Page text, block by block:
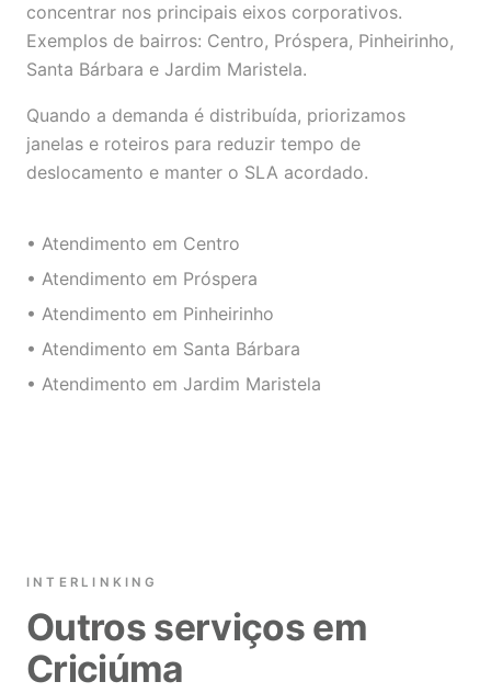
concentrar nos principais eixos corporativos.
Exemplos de bairros: Centro, Próspera, Pinheirinho,
Santa Bárbara e Jardim Maristela.
Quando a demanda é distribuída, priorizamos
janelas e roteiros para reduzir tempo de
deslocamento e manter o SLA acordado.
• Atendimento em Centro
• Atendimento em Próspera
• Atendimento em Pinheirinho
• Atendimento em Santa Bárbara
• Atendimento em Jardim Maristela
INTERLINKING
Outros serviços em
Criciúma